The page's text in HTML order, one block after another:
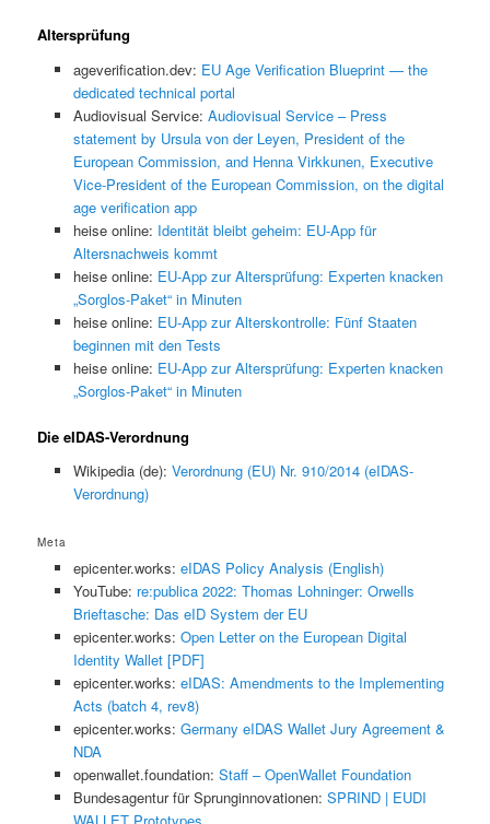
Altersprüfung
ageverification.dev: EU Age Verification Blueprint — the
dedicated technical portal
Audiovisual Service: Audiovisual Service – Press
statement by Ursula von der Leyen, President of the
European Commission, and Henna Virkkunen, Executive
Vice-President of the European Commission, on the digital
age verification app
heise online: Identität bleibt geheim: EU-App für
Altersnachweis kommt
heise online: EU-App zur Altersprüfung: Experten knacken
„Sorglos-Paket“ in Minuten
heise online: EU-App zur Alterskontrolle: Fünf Staaten
beginnen mit den Tests
heise online: EU-App zur Altersprüfung: Experten knacken
„Sorglos-Paket“ in Minuten
Die eIDAS-Verordnung
Wikipedia (de): Verordnung (EU) Nr. 910/2014 (eIDAS-
Verordnung)
Meta
epicenter.works: eIDAS Policy Analysis (English)
YouTube: re:publica 2022: Thomas Lohninger: Orwells
Brieftasche: Das eID System der EU
epicenter.works: Open Letter on the European Digital
Identity Wallet [PDF]
epicenter.works: eIDAS: Amendments to the Implementing
Acts (batch 4, rev8)
epicenter.works: Germany eIDAS Wallet Jury Agreement &
NDA
openwallet.foundation: Staff – OpenWallet Foundation
Bundesagentur für Sprunginnovationen: SPRIND | EUDI